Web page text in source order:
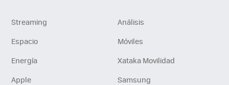
Streaming
Análisis
Espacio
Móviles
Energía
Xataka Movilidad
Apple
Samsung